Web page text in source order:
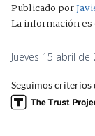
Publicado por
La información es
Jueves 15 abril
Seguimos criterios